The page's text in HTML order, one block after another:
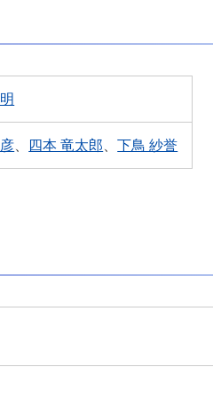
四本 竜太郎 、下鳥 紗誉